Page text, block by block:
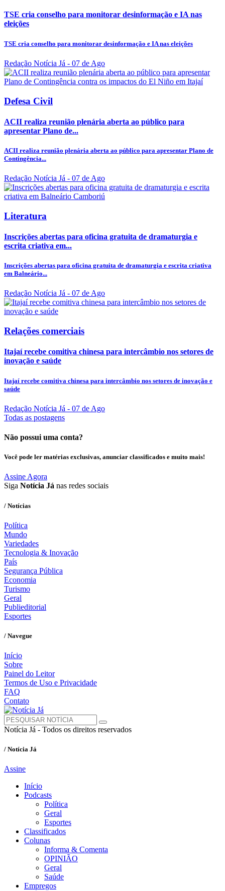
TSE cria conselho para monitorar desinformação e IA nas
eleições
TSE cria conselho para monitorar desinformação e IA nas eleições
Redação Notícia Já - 07 de Ago
Defesa Civil
ACII realiza reunião plenária aberta ao público para
apresentar Plano de...
ACII realiza reunião plenária aberta ao público para apresentar Plano de
Contingência...
Redação Notícia Já - 07 de Ago
Literatura
Inscrições abertas para oficina gratuita de dramaturgia e
escrita criativa em...
Inscrições abertas para oficina gratuita de dramaturgia e escrita criativa
em Balneário...
Redação Notícia Já - 07 de Ago
Relações comerciais
Itajaí recebe comitiva chinesa para intercâmbio nos setores de
inovação e saúde
Itajaí recebe comitiva chinesa para intercâmbio nos setores de inovação e
saúde
Redação Notícia Já - 07 de Ago
Todas as postagens
Não possui uma conta?
Você pode ler matérias exclusivas, anunciar classificados e muito mais!
Assine Agora
Siga Notícia Já nas redes sociais
/ Notícias
Política
Mundo
Variedades
Tecnologia & Inovação
País
Segurança Pública
Economia
Turismo
Geral
Publieditorial
Esportes
/ Navegue
Início
Sobre
Painel do Leitor
Termos de Uso e Privacidade
FAQ
Contato
Notícia Já - Todos os direitos reservados
/ Notícia Já
Assine
Início
Podcasts
Política
Geral
Esportes
Classificados
Colunas
Informa & Comenta
OPINIÃO
Geral
Saúde
Empregos